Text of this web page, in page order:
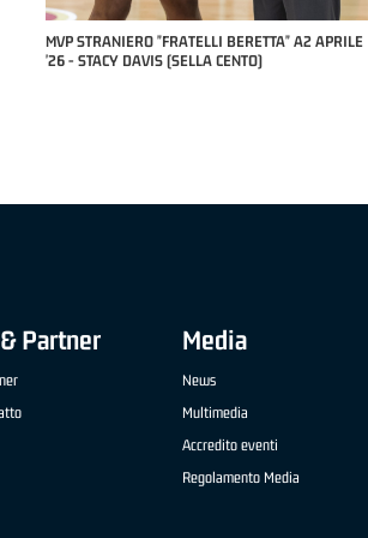
MVP "FRATELLI BERETTA" SAMUEL DILAS B
NAZIONALE APRILE '26 - MARCO RESTELLI (TAV
Partner Media
News
Multimedia
Accredito eventi
Regolamento Media